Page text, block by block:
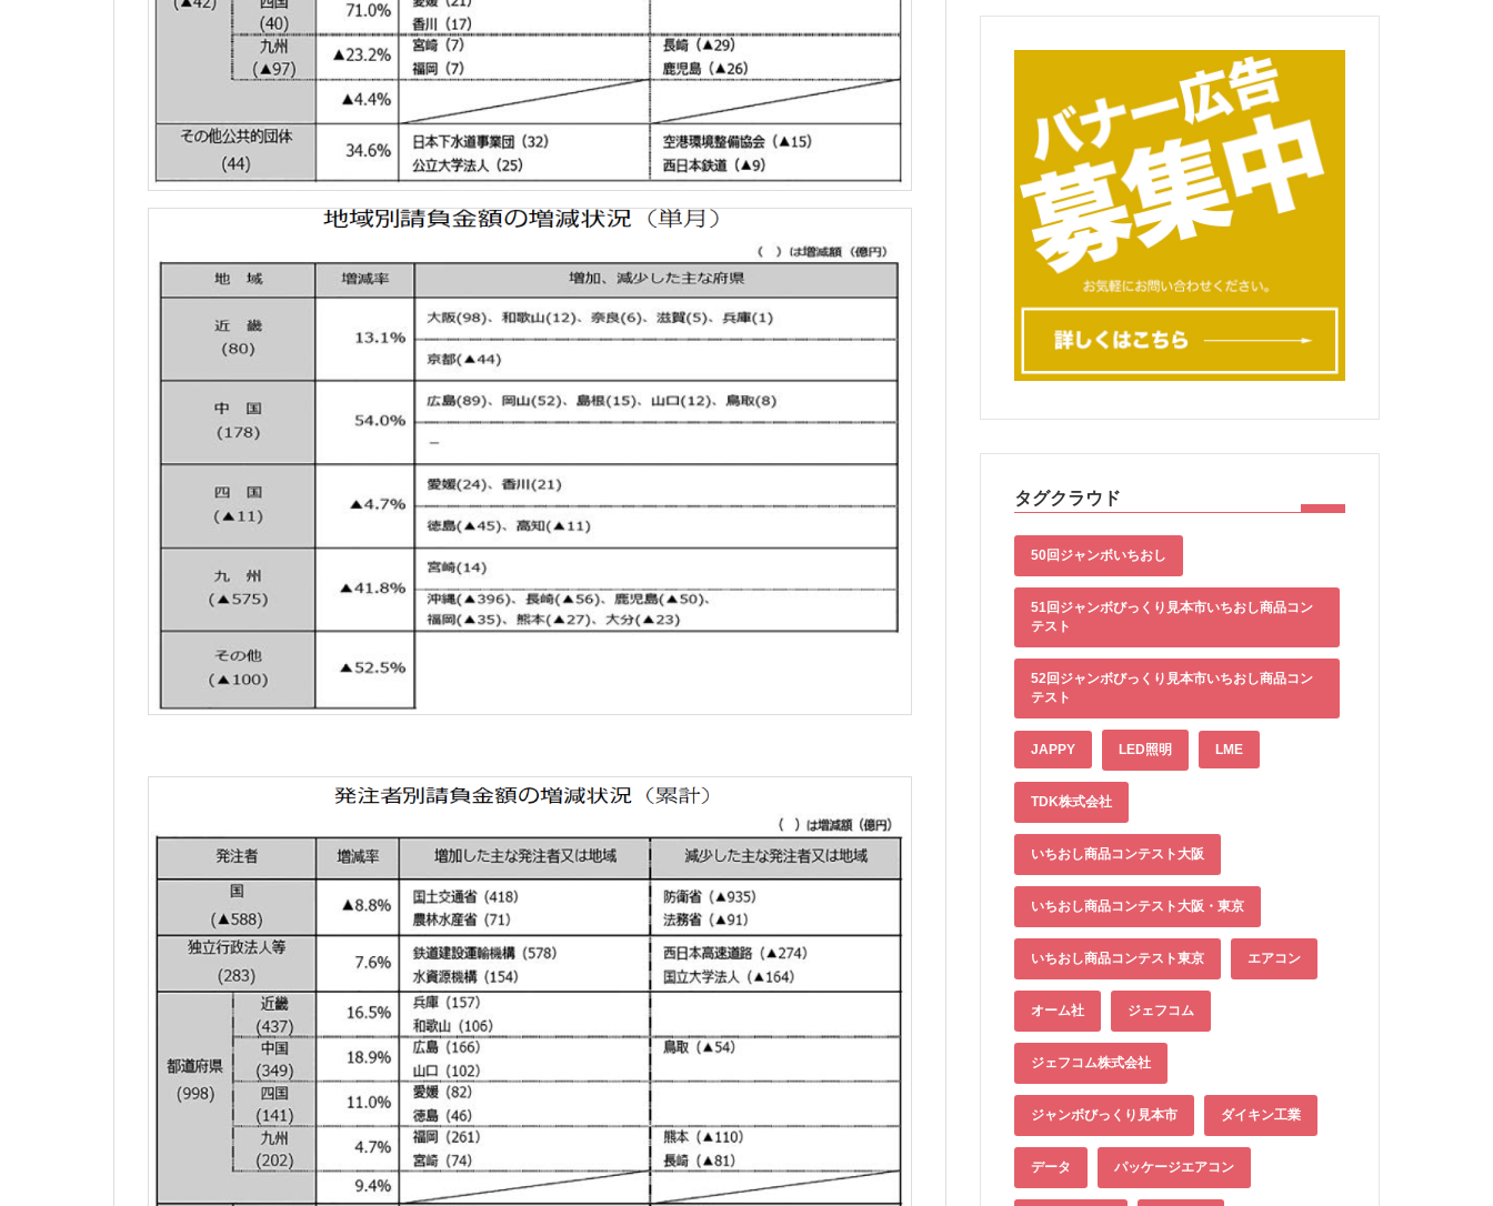
タグクラウド
50回ジャンボいちおし
51回ジャンボびっくり見本市いちおし商品コン
テスト
52回ジャンボびっくり見本市いちおし商品コン
テスト
JAPPY LED照明 LME
TDK株式会社
いちおし商品コンテスト大阪
いちおし商品コンテスト大阪・東京
いちおし商品コンテスト東京 エアコン
オーム社 ジェフコム
ジェフコム株式会社
ジャンボびっくり見本市 ダイキン工業
データ パッケージエアコン